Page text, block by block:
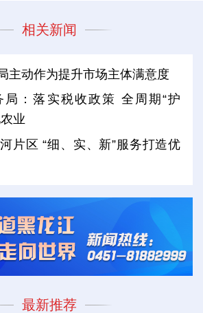
相关新闻
主动作为提升市场主体满意度
局：落实税收政策 全周期“护
业
片区 “细、实、新”服务打造优
最新推荐